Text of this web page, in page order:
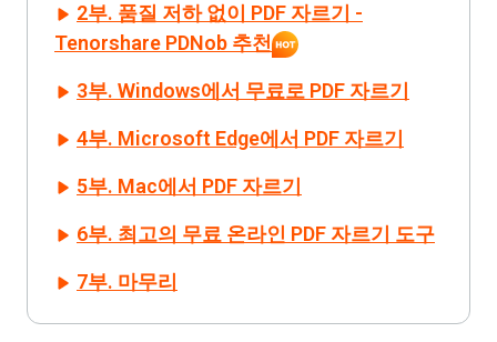
2부. 품질 저하 없이 PDF 자르기 -
Tenorshare PDNob 추천
3부. Windows에서 무료로 PDF 자르기
4부. Microsoft Edge에서 PDF 자르기
5부. Mac에서 PDF 자르기
6부. 최고의 무료 온라인 PDF 자르기 도구
7부. 마무리